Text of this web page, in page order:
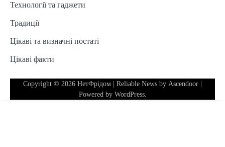
Технології та гаджети
Традиції
Цікаві та визначні постаті
Цікаві факти
Copyright © 2026 НетФрідом | Reliable News by Ascendoor
Powered by WordPress.